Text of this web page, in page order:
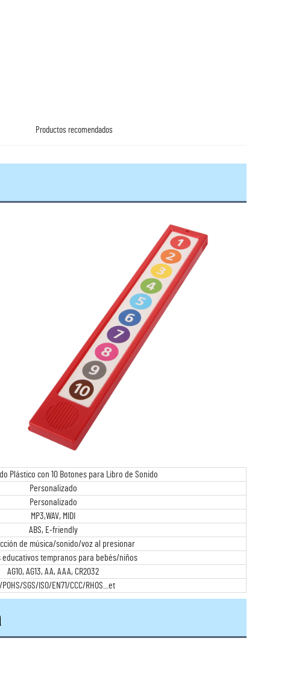
Productos recomendados
Plástico con 10 Botones para Libro de Sonido
Personalizado
Personalizado
MP3,WAV, MIDI
ABS, E-friendly
de música/sonido/voz al presionar
educativos tempranos para bebés/niños
AG10, AG13, AA, AAA, CR2032
POHS/SGS/ISO/EN71/CCC/RHOS...et